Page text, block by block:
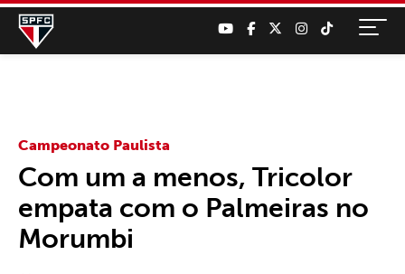
Campeonato Paulista
Com um a menos, Tricolor
empata com o Palmeiras no
Morumbi